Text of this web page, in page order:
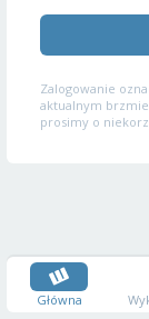
Zalogowanie
aktualnym
prosimy o
Główna